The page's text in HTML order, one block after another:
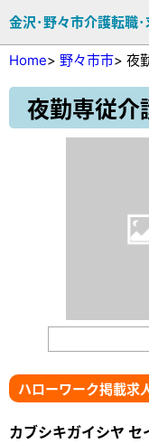
金沢･野々市介護転職
Home> 野々市市> 夜
夜勤専従介
ハローワーク掲載求
カブシキガイシヤ セ